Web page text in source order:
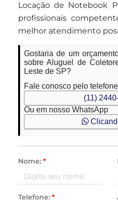
Locação de Notebook
profissionais
melhor atendimento
Gostaria de um
sobre Aluguel de
Leste de SP?
Fale conosco pelo telefone
(11)
Ou em nosso WhatsApp
Nome: *
Telefone: *